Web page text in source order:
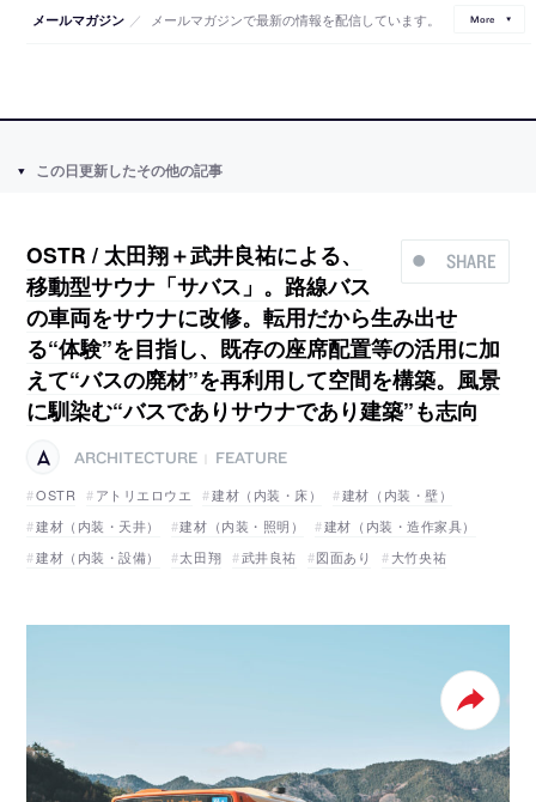
メールマガジン ／ メールマガジンで最新の情報を配信しています。 More
この日更新したその他の記事
SHARE
OSTR / 太田翔＋武井良祐による、
移動型サウナ「サバス」。路線バス
の車両をサウナに改修。転用だから生み出せ
る“体験”を目指し、既存の座席配置等の活用に加
えて“バスの廃材”を再利用して空間を構築。風景
に馴染む“バスでありサウナであり建築”も志向
ARCHITECTURE
FEATURE
OSTR
アトリエロウエ 建材（内装・床）
建材（内装・壁）
建材（内装・天井）
建材（内装・照明）
建材（内装・造作家具）
建材（内装・設備）
太田翔 武井良祐 図面あり 大竹央祐